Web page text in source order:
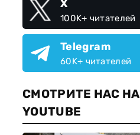
X
100K+ читателей
Telegram
60K+ читателей
СМОТРИТЕ НАС НА
YOUTUBE